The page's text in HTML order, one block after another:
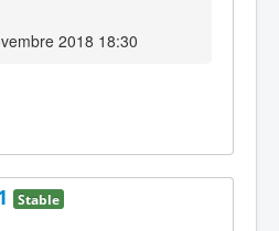
2018 18:30
Stable